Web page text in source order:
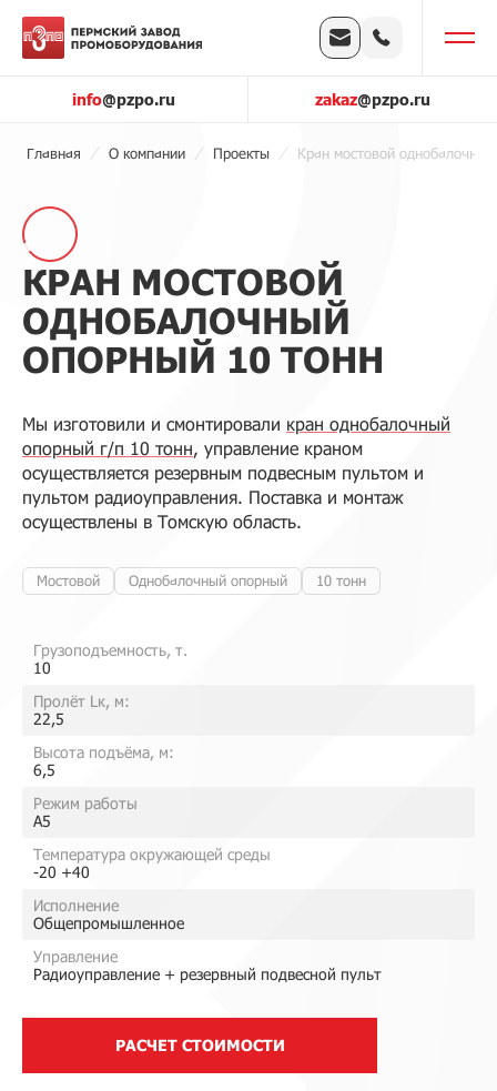
info@pzpo.ru zakaz@pzpo.ru
Главная О компании Проекты Кран мостовой
КРАН МОСТОВОЙ
ОДНОБАЛОЧНЫЙ
ОПОРНЫЙ 10 ТОНН
Мы изготовили и смонтировали кран однобалочный
опорный г/п 10 тонн, управление краном
осуществляется резервным подвесным пультом и
пультом радиоуправления. Поставка и монтаж
осуществлены в Томскую область.
Мостовой Однобалочный опорный 10 тонн
Грузоподъемность, т.
10
Пролёт Lк, м:
22,5
Высота подъёма, м:
6,5
Режим работы
A5
Температура окружающей среды
-20 +40
Исполнение
Общепромышленное
Управление
Радиоуправление + резервный подвесной пульт
РАСЧЕТ СТОИМОСТИ